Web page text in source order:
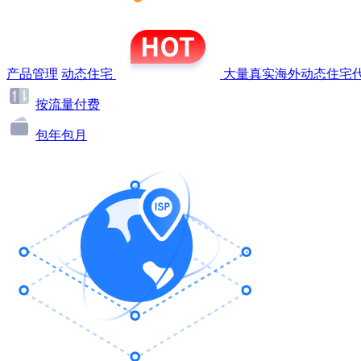
产品管理 动态住宅 大量真实海外动态住宅
按流量付费
包年包月